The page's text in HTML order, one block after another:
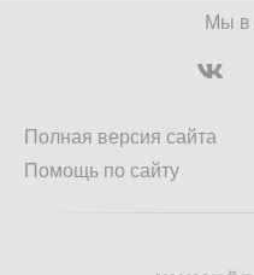
Мы в
Полная версия сайта
Помощь по сайту